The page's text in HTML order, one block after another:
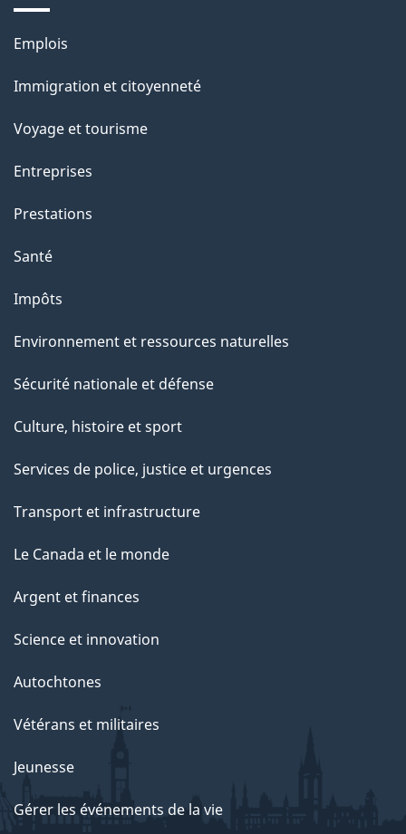
Thèmes
sujets
Emplois
Immigration et citoyenneté
Voyage et tourisme
Entreprises
Prestations
Santé
Impôts
Environnement et ressources naturelles
Sécurité nationale et défense
Culture, histoire et sport
Services de police, justice et urgences
Transport et infrastructure
Le Canada et le monde
Argent et finances
Science et innovation
Autochtones
Vétérans et militaires
Jeunesse
Gérer les événements de la vie